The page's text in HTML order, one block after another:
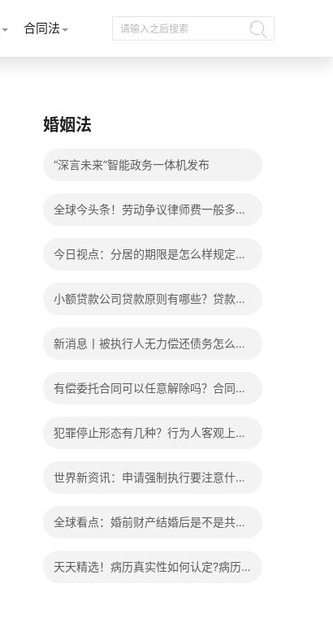
合同法
婚姻法
“深言未来”智能政务一体机发布
全球今头条！劳动争议律师费一般多少
今日视点：分居的期限是怎么样规定
小额贷款公司贷款原则有哪些？贷款不
新消息丨被执行人无力偿还债务怎么
有偿委托合同可以任意解除吗？合同无
犯罪停止形态有几种？行为人客观上实
世界新资讯：申请强制执行要注意什么
全球看点：婚前财产结婚后是不是共同
天天精选！病历真实性如何认定?病历